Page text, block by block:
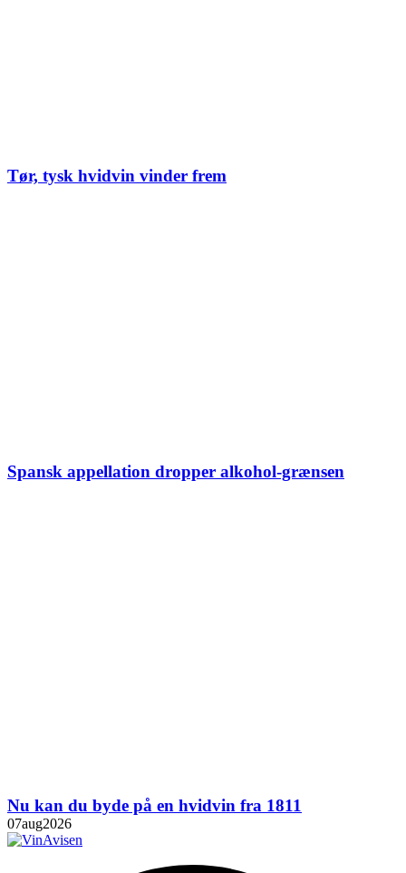
Tør, tysk hvidvin vinder frem
Spansk appellation dropper alkohol-grænsen
Nu kan du byde på en hvidvin fra 1811
07aug2026